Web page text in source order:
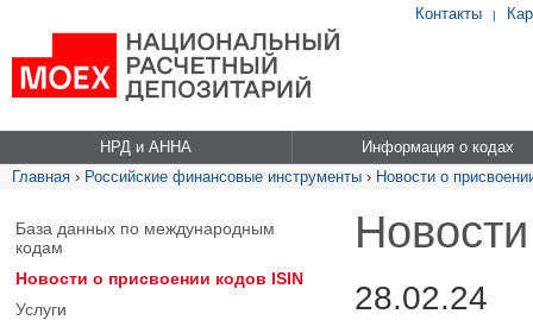
Контакты |
НРД и АННА
Информация о кодах
Главная › Российские финансовые инструменты › Новости о
База данных по международным
кодам
Новости о присвоении кодов ISIN
Услуги
28.02.24